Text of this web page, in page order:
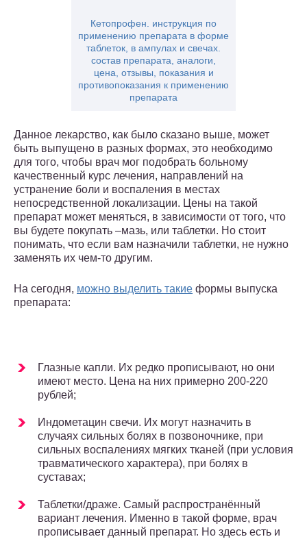
Кетопрофен. инструкция по
применению препарата в форме
таблеток, в ампулах и свечах.
состав препарата, аналоги,
цена, отзывы, показания и
противопоказания к применению
препарата
Данное лекарство, как было сказано выше, может
быть выпущено в разных формах, это необходимо
для того, чтобы врач мог подобрать больному
качественный курс лечения, направлений на
устранение боли и воспаления в местах
непосредственной локализации. Цены на такой
препарат может меняться, в зависимости от того, что
вы будете покупать –мазь, или таблетки. Но стоит
понимать, что если вам назначили таблетки, не нужно
заменять их чем-то другим.
На сегодня, можно выделить такие формы выпуска
препарата:
Глазные капли. Их редко прописывают, но они
имеют место. Цена на них примерно 200-220
рублей;
Индометацин свечи. Их могут назначить в
случаях сильных болях в позвоночнике, при
сильных воспалениях мягких тканей (при условия
травматического характера), при болях в
суставах;
Таблетки/драже. Самый распространённый
вариант лечения. Именно в такой форме, врач
прописывает данный препарат. Но здесь есть и